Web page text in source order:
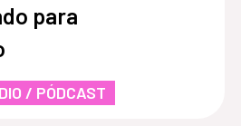
para
/ PÓDCAST